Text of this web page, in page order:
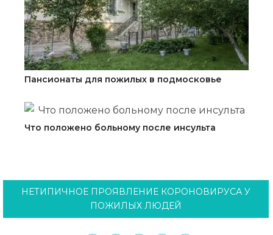
Пансионаты для пожилых в подмосковье
Что положено больному после инсульта
НЕТИПИЧНОЕ ПРОЯВЛЕНИЕ КОРОНОВИРУСА У
ПОЖИЛЫХ ЛЮДЕЙ